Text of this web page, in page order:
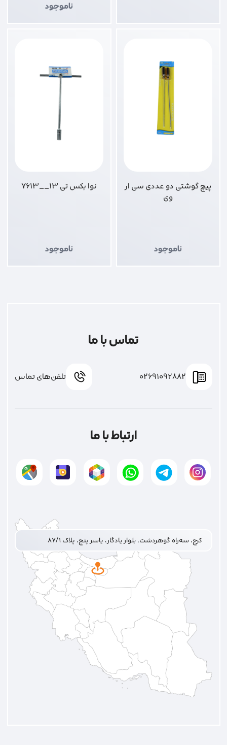
ناموجود
پیچ گوشتی دو عددی سی ار
وی
ناموجود
نوا بکس تی 13__7613
ناموجود
تماس با ما
02691092882 تلفن‌های تماس
ارتباط با ما
کرج، سه‌راه گوهردشت، بلوار یادگار، یاسر پنج، پلاک ۸۷/۱